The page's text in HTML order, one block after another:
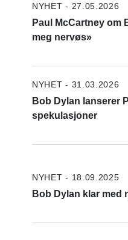
NYHET - 27.05.2026
Paul McCartney om
meg nervøs»
NYHET - 31.03.2026
Bob Dylan lanserer
spekulasjoner
NYHET - 18.09.2025
Bob Dylan klar med